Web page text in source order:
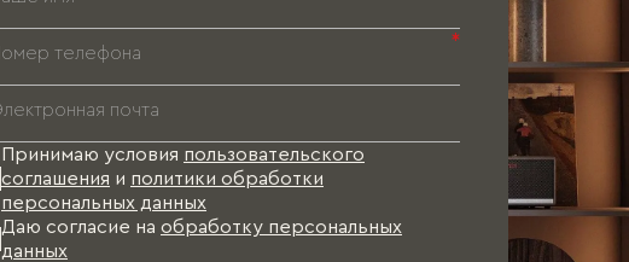
*
Принимаю условия пользовательского
соглашения и политики обработки
персональных данных
Даю согласие на обработку персональных
данных